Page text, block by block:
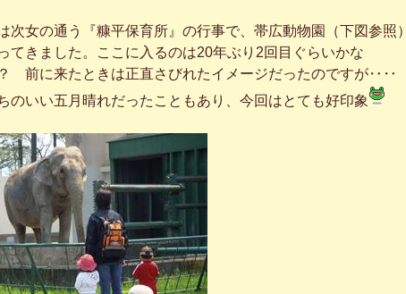
次女の通う『糠平保育所』の行事で、帯広動物園（下図参照）
てきました。ここに入るのは20年ぶり2回目ぐらいかな
前に来たときは正直さびれたイメージだったのですが‥‥
のいい五月晴れだったこともあり、今回はとても好印象